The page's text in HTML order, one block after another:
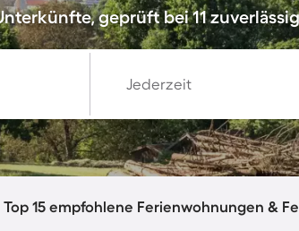
geprüft bei 11
Jederzeit
Top 15 empfohlene Ferienwohnungen &